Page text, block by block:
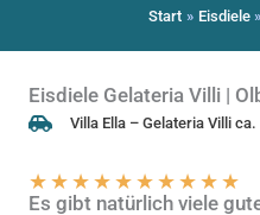
Start Eisdiele
Eisdiele Gelateria Villi |
Villa Ella – Gelateria Villi
★★★★★★★★★★
Es gibt natürlich viele